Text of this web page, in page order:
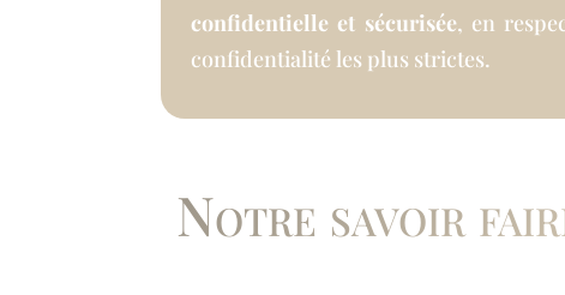
confidentielle et sécurisée, en
confidentialité les plus strictes.
Notre savoir